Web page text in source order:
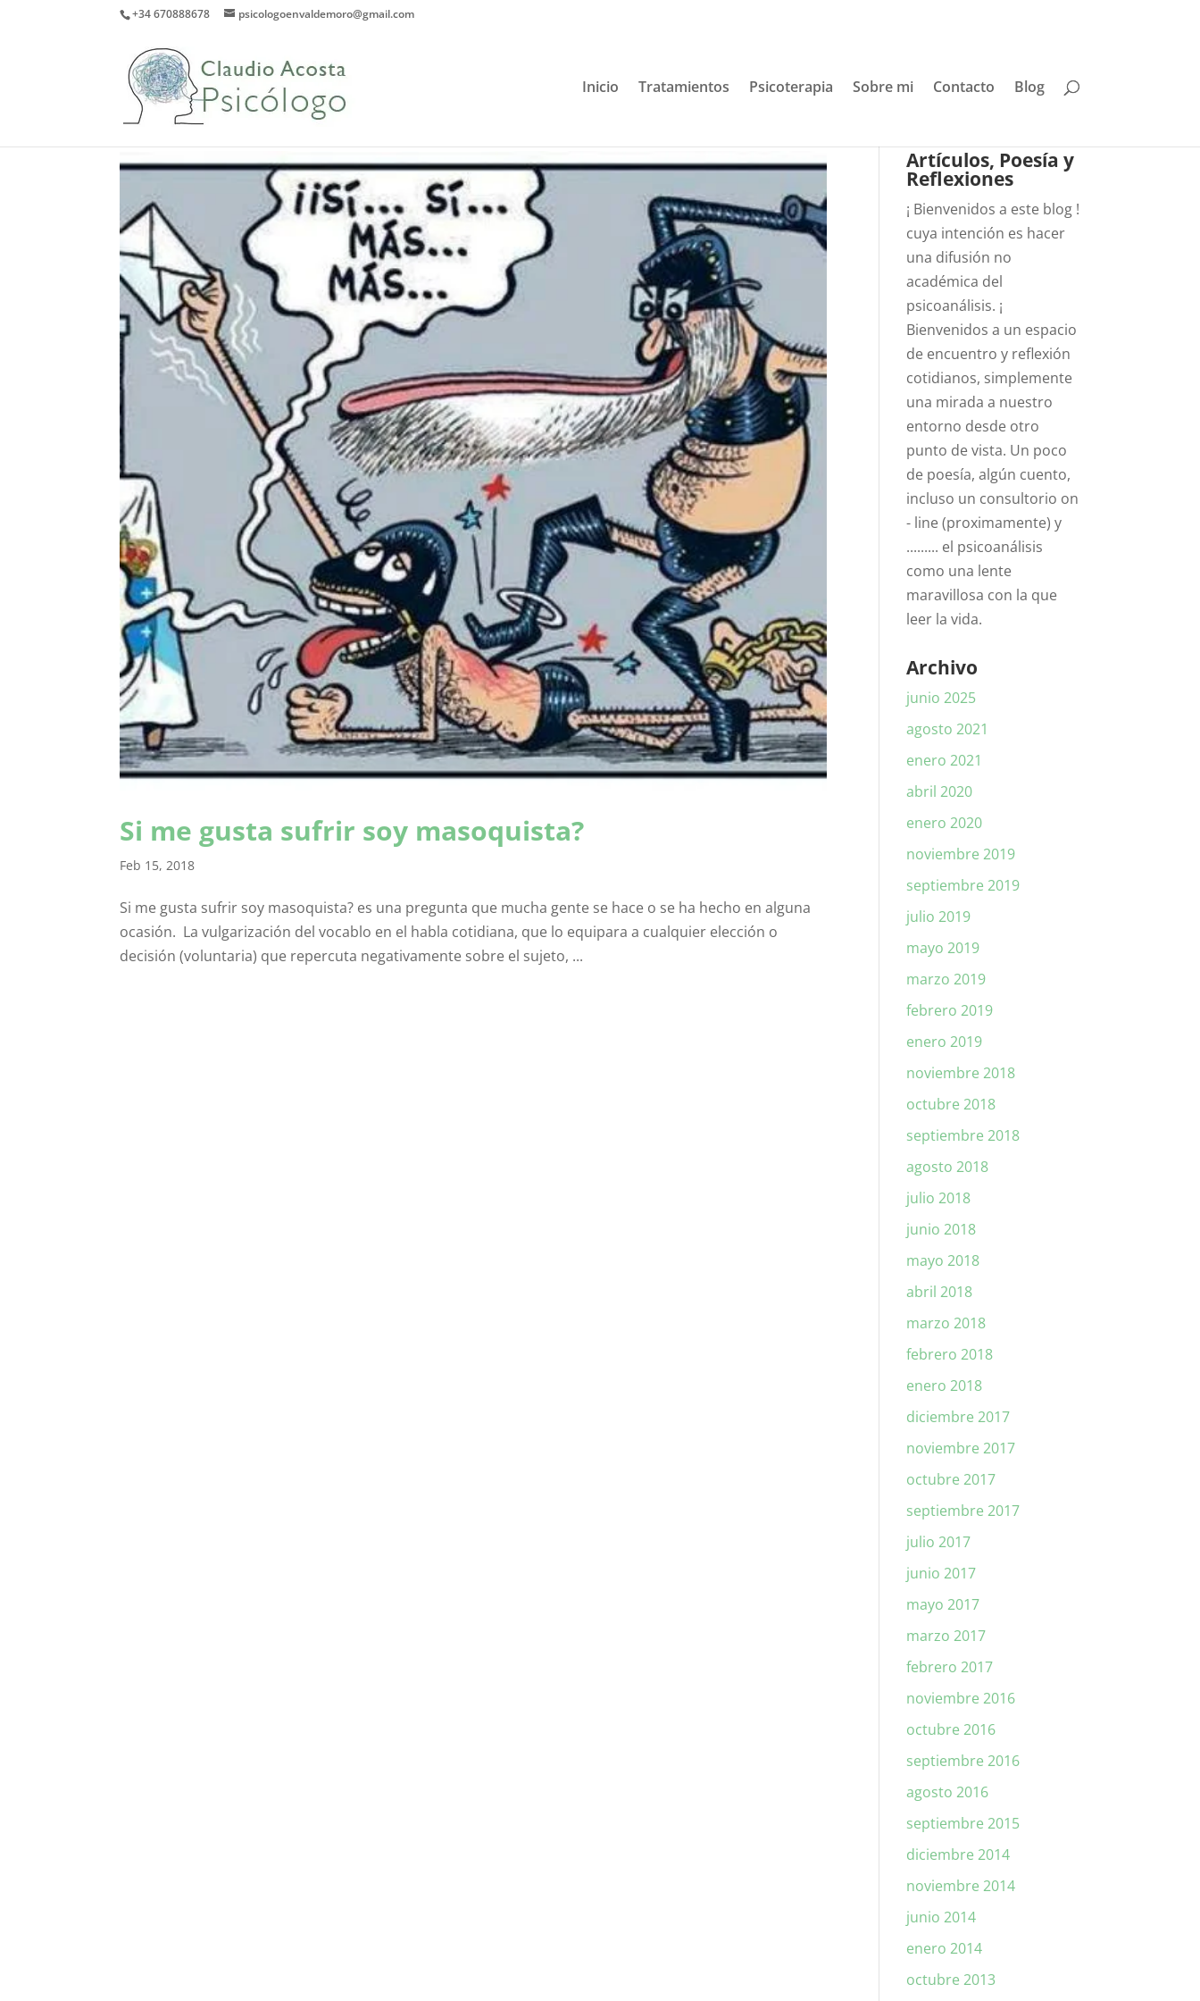
+34 670888678 psicologoenvaldemoro@gmail.com
Inicio Tratamientos Psicoterapia Sobre mi Contacto Blog
Si me gusta sufrir soy masoquista?
Feb 15, 2018
Si me gusta sufrir soy masoquista? es una pregunta que mucha gente se hace o se ha hecho en alguna
ocasión. La vulgarización del vocablo en el habla cotidiana, que lo equipara a cualquier elección o
decisión (voluntaria) que repercuta negativamente sobre el sujeto, ...
Artículos, Poesía y
Reflexiones
¡ Bienvenidos a este blog !
cuya intención es hacer
una difusión no
académica del
psicoanálisis. ¡
Bienvenidos a un espacio
de encuentro y reflexión
cotidianos, simplemente
una mirada a nuestro
entorno desde otro
punto de vista. Un poco
de poesía, algún cuento,
incluso un consultorio on
- line (proximamente) y
......... el psicoanálisis
como una lente
maravillosa con la que
leer la vida.
Archivo
junio 2025
agosto 2021
enero 2021
abril 2020
enero 2020
noviembre 2019
septiembre 2019
julio 2019
mayo 2019
marzo 2019
febrero 2019
enero 2019
noviembre 2018
octubre 2018
septiembre 2018
agosto 2018
julio 2018
junio 2018
mayo 2018
abril 2018
marzo 2018
febrero 2018
enero 2018
diciembre 2017
noviembre 2017
octubre 2017
septiembre 2017
julio 2017
junio 2017
mayo 2017
marzo 2017
febrero 2017
noviembre 2016
octubre 2016
septiembre 2016
agosto 2016
septiembre 2015
diciembre 2014
noviembre 2014
junio 2014
enero 2014
octubre 2013